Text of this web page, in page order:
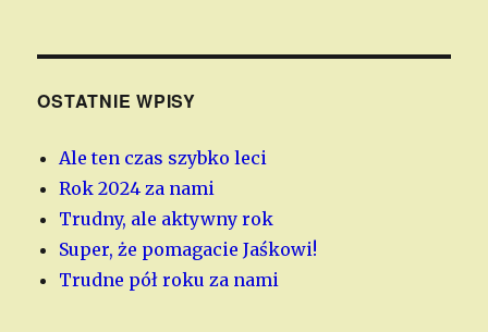
OSTATNIE WPISY
Ale ten czas szybko leci
Rok 2024 za nami
Trudny, ale aktywny rok
Super, że pomagacie Jaśkowi!
Trudne pół roku za nami